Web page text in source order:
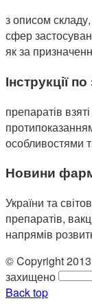
з описом
сфер
як за
Інструкції
препаратів
особливостями
Новини
України та
препаратів,
напрямів
© Copyright 2013
захищено
Back top